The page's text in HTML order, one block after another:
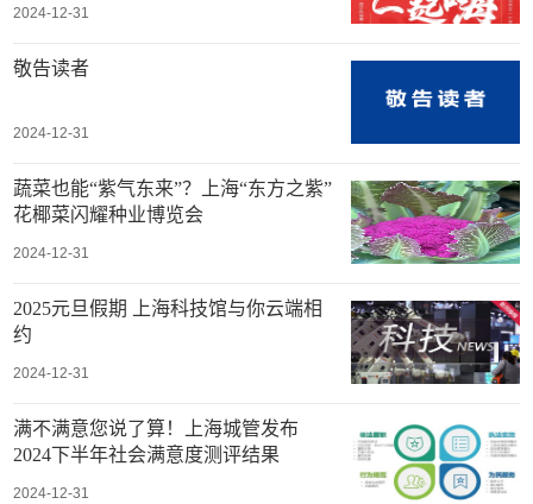
2024-12-31
敬告读者
2024-12-31
蔬菜也能“紫气东来”？上海“东方之紫”
花椰菜闪耀种业博览会
2024-12-31
2025元旦假期 上海科技馆与你云端相
约
2024-12-31
满不满意您说了算！上海城管发布
2024下半年社会满意度测评结果
2024-12-31